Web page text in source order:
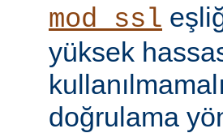
mod_ssl
yüksek
doğrulama